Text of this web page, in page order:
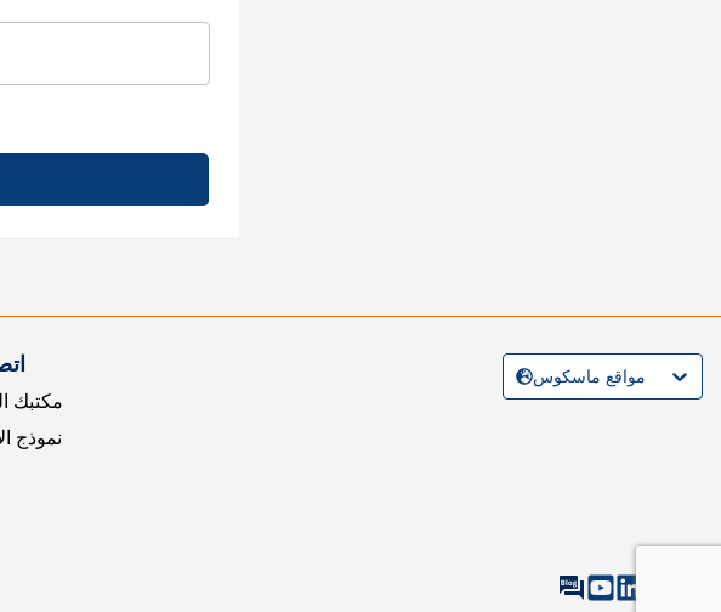
مكتبك
نموذج
مواقع ماسكوس